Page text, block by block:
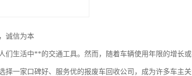
诚信为本
们生活中**的交通工具。然而，随着车辆使用年限的增长
择一家口碑好、服务优的报废车回收公司，成为许多车主